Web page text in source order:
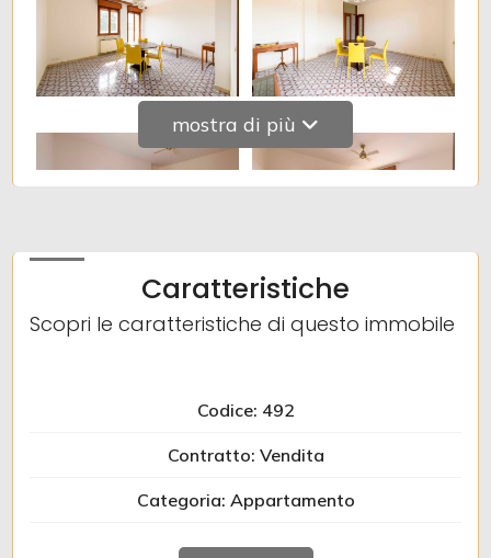
mostra di più
Caratteristiche
Scopri le caratteristiche di questo immobile
Codice: 492
Contratto: Vendita
Categoria: Appartamento
Indirizzo: VIA DELLA BONA
Giardino
Posto auto/Box
Balcone/Terrazzo